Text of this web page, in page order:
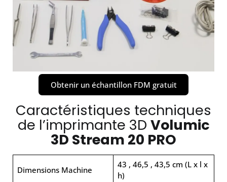
Obtenir un échantillon FDM gratuit
Caractéristiques techniques
de l’imprimante 3D Volumic
3D Stream 20 PRO
Dimensions Machine
43 , 46,5 , 43,5 cm (L x l x
h)